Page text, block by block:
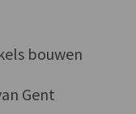
bouwen
Gent